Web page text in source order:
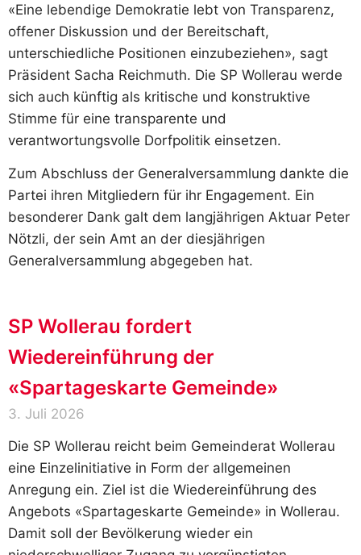
«Eine lebendige Demokratie lebt von Transparenz,
offener Diskussion und der Bereitschaft,
unterschiedliche Positionen einzubeziehen», sagt
Präsident Sacha Reichmuth. Die SP Wollerau werde
sich auch künftig als kritische und konstruktive
Stimme für eine transparente und
verantwortungsvolle Dorfpolitik einsetzen.
Zum Abschluss der Generalversammlung dankte die
Partei ihren Mitgliedern für ihr Engagement. Ein
besonderer Dank galt dem langjährigen Aktuar Peter
Nötzli, der sein Amt an der diesjährigen
Generalversammlung abgegeben hat.
SP Wollerau fordert
Wiedereinführung der
«Spartageskarte Gemeinde»
3. Juli 2026
Die SP Wollerau reicht beim Gemeinderat Wollerau
eine Einzelinitiative in Form der allgemeinen
Anregung ein. Ziel ist die Wiedereinführung des
Angebots «Spartageskarte Gemeinde» in Wollerau.
Damit soll der Bevölkerung wieder ein